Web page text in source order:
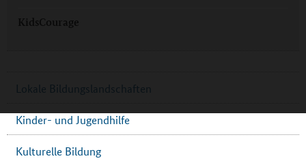
KidsCourage
Lokale Bildungslandschaften
Kinder- und Jugendhilfe
Kulturelle Bildung